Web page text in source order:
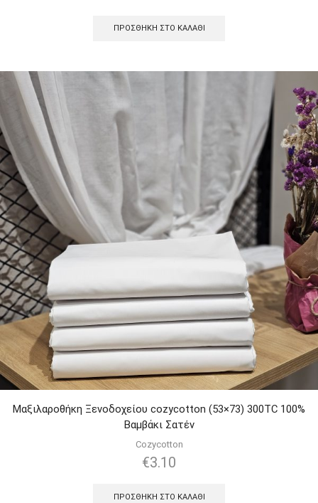
ΠΡΟΣΘΉΚΗ ΣΤΟ ΚΑΛΆΘΙ
Μαξιλαροθήκη Ξενοδοχείου cozycotton (53×73) 300TC 100%
Βαμβάκι Σατέν
Cozycotton
€3.10
ΠΡΟΣΘΉΚΗ ΣΤΟ ΚΑΛΆΘΙ